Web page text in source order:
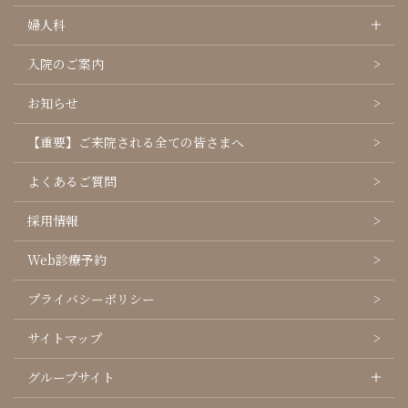
婦人科
入院のご案内
お知らせ
【重要】ご来院される全ての皆さまへ
よくあるご質問
採用情報
Web診療予約
プライバシーポリシー
サイトマップ
グループサイト